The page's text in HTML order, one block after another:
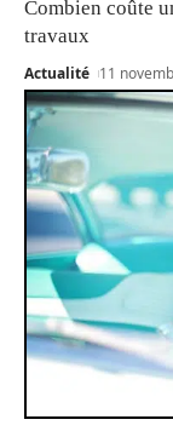
Combien coûte
travaux
Actualité 11